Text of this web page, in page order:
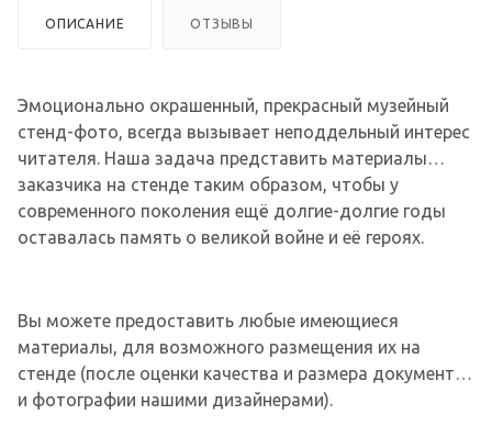
ОПИСАНИЕ ОТЗЫВЫ
Эмоционально окрашенный, прекрасный музейный
стенд-фото, всегда вызывает неподдельный интерес
читателя. Наша задача представить материалы
заказчика на стенде таким образом, чтобы у
современного поколения ещё долгие-долгие годы
оставалась память о великой войне и её героях.
Вы можете предоставить любые имеющиеся
материалы, для возможного размещения их на
стенде (после оценки качества и размера документа
и фотографии нашими дизайнерами).